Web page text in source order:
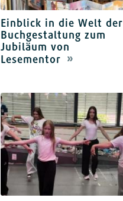
Einblick in die Welt der
Buchgestaltung zum
Jubiläum von
Lesementor